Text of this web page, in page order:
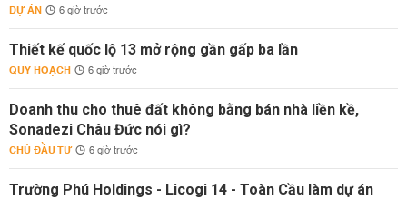
DỰ ÁN 6 giờ trước
Thiết kế quốc lộ 13 mở rộng gần gấp ba lần
QUY HOẠCH 6 giờ trước
Doanh thu cho thuê đất không bằng bán nhà liền kề,
Sonadezi Châu Đức nói gì?
CHỦ ĐẦU TƯ 6 giờ trước
Trường Phú Holdings - Licogi 14 - Toàn Cầu làm dự án